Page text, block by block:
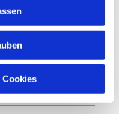
und